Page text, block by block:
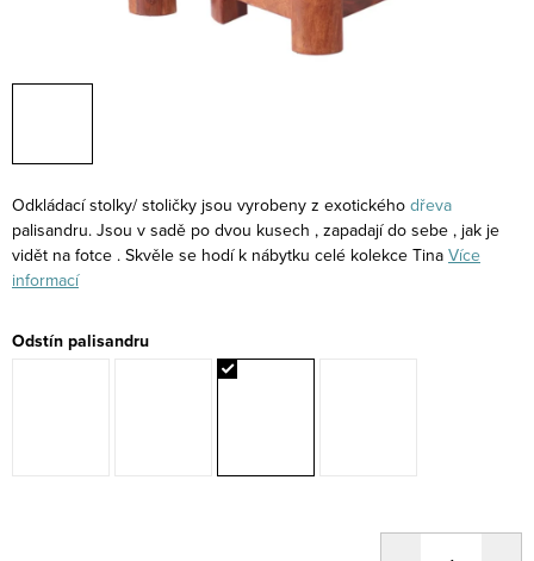
Odkládací stolky/ stoličky jsou vyrobeny z exotického dřeva
palisandru. Jsou v sadě po dvou kusech , zapadají do sebe , jak je
vidět na fotce . Skvěle se hodí k nábytku celé kolekce Tina Více
informací
Odstín palisandru